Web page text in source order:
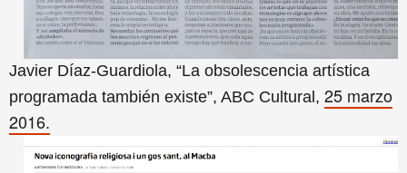
Javier Díaz-Guardiola, “La obsolescencia artística
programada también existe”, ABC Cultural, 25 marzo
2016.